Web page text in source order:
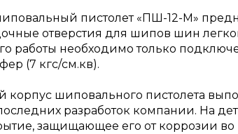
пистолет «ПШ-12-М»
отверстия для шипов шин
работы необходимо только
(7 кгс/см.кв).
шиповального пистолета
разработок компании. На
защищающее его от коррозии во